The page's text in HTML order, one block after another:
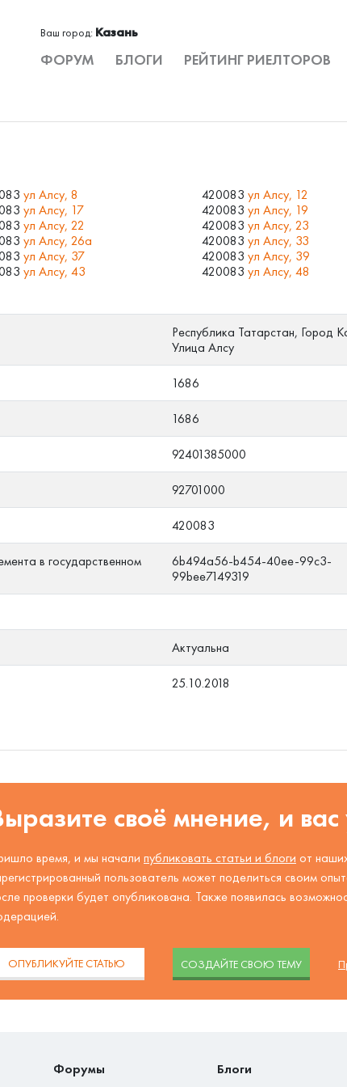
Ваш город: Казань
ФОРУМ БЛОГИ РЕЙТИНГ РИЕЛТОРОВ
ул Алсу, 8 420083 ул Алсу, 12
ул Алсу, 17 420083 ул Алсу, 19
ул Алсу, 22 420083 ул Алсу, 23
ул Алсу, 26а 420083 ул Алсу, 33
ул Алсу, 37 420083 ул Алсу, 39
ул Алсу, 43 420083 ул Алсу, 48
Республика Татарстан, Город
Улица Алсу
1686
1686
92401385000
92701000
420083
в государственном
6b494a56-b454-40ee-99c3-
99bee7149319
Актуальна
25.10.2018
своё мнение, и
время, и мы начали публиковать статьи и блоги от
пользователь может поделиться своим
проверки будет опубликована. Также появилась
ОПУБЛИКУЙТЕ СТАТЬЮ CОЗДАЙТЕ СВОЮ ТЕМУ
Форумы Блоги